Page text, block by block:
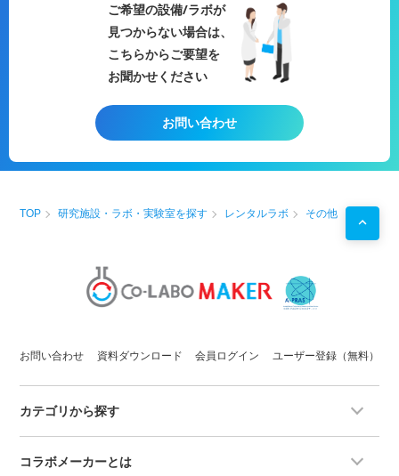
ご希望の設備/ラボが
見つからない場合は、
こちらからご要望を
お聞かせください
お問い合わせ
TOP 研究施設・ラボ・実験室を探す レンタルラボ その他
お問い合わせ 資料ダウンロード 会員ログイン ユーザー登録（無料）
カテゴリから探す
コラボメーカーとは